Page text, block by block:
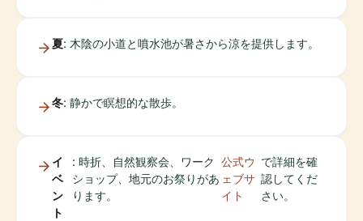
夏: 木陰の小道と噴水池が暑さから涼を提供します。
冬: 静かで瞑想的な散歩。
イ
ベ
ン
ト
: 時折、自然観察会、ワーク
ショップ、地元のお祭りがあ
ります。
公式ウ
ェブサ
イト
で詳細を確
認してくだ
さい。